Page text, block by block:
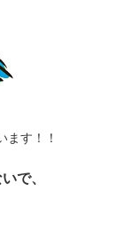
ます！！
で、